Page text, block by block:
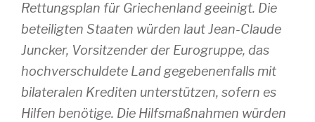
Rettungsplan für Griechenland geeinigt. Die
beteiligten Staaten würden laut Jean-Claude
Juncker, Vorsitzender der Eurogruppe, das
hochverschuldete Land gegebenenfalls mit
bilateralen Krediten unterstützen, sofern es
Hilfen benötige. Die Hilfsmaßnahmen würden